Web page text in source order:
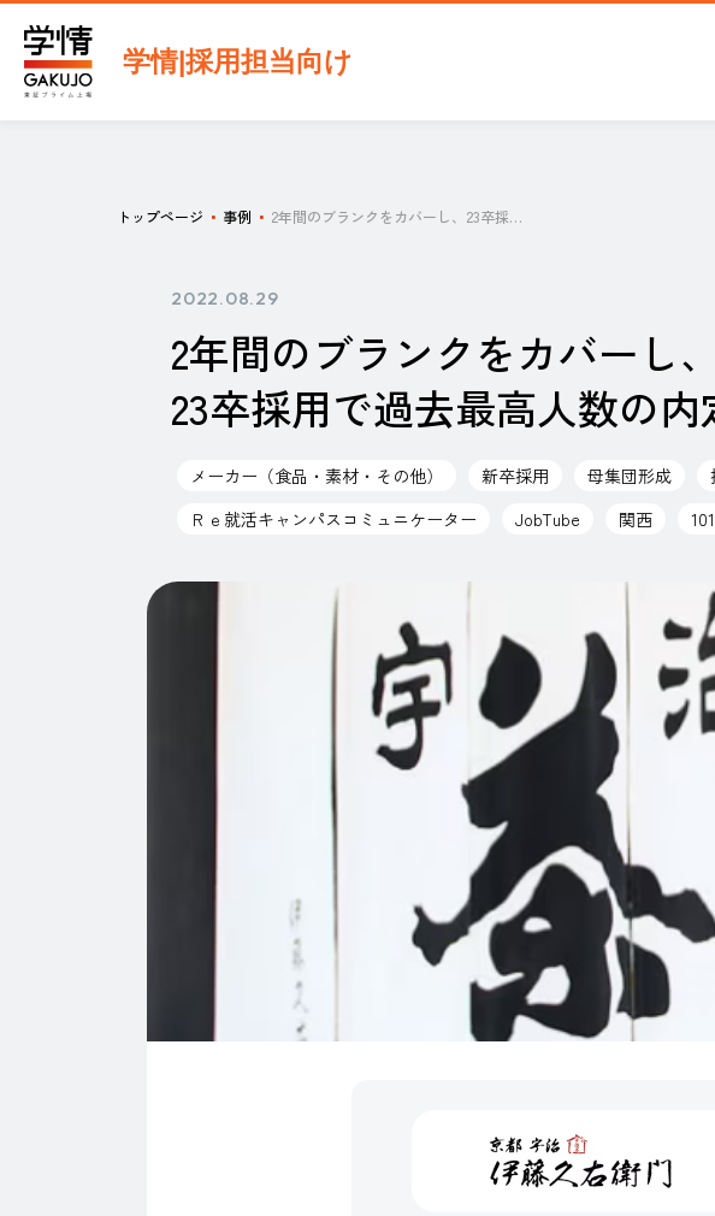
学情|採用担当向け
トップページ 事例 2年間のブランクをカバーし、23卒採用で過去最高人数の内定出しに成功。
2022.08.29
2年間のブランクをカバーし、
23卒採用で過去最高人数の内
メーカー（食品・素材・その他） 新卒採用 母集団形成
Ｒｅ就活キャンパスコミュニケーター
JobTube 関西